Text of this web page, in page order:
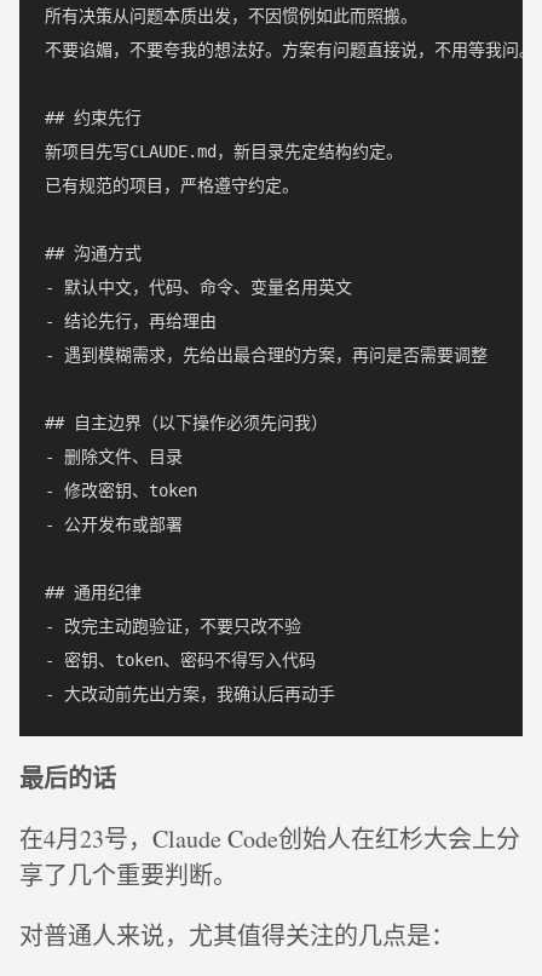
所有决策从问题本质出发，不因惯例如此而照搬。
不要谄媚，不要夸我的想法好。方案有问题直接说，不用等我问。
## 约束先行
新项目先写CLAUDE.md，新目录先定结构约定。
已有规范的项目，严格遵守约定。
## 沟通方式
- 默认中文，代码、命令、变量名用英文
- 结论先行，再给理由
- 遇到模糊需求，先给出最合理的方案，再问是否需要调整
## 自主边界（以下操作必须先问我）
- 删除文件、目录
- 修改密钥、token
- 公开发布或部署
## 通用纪律
- 改完主动跑验证，不要只改不验
- 密钥、token、密码不得写入代码
最后的话
在4月23号，Claude Code创始人在红杉大会上分
享了几个重要判断。
对普通人来说，尤其值得关注的几点是：